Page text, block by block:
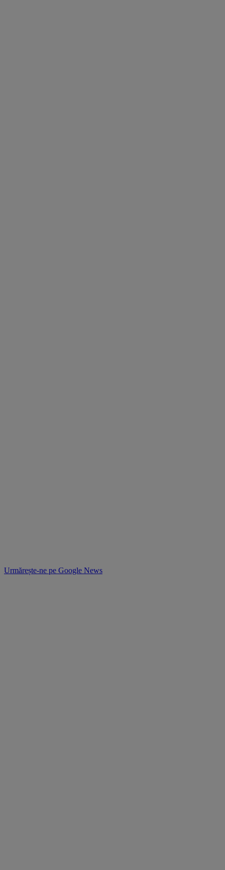
Urmărește-ne pe Google News